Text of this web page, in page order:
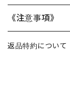
《注意事項》
返品特約について